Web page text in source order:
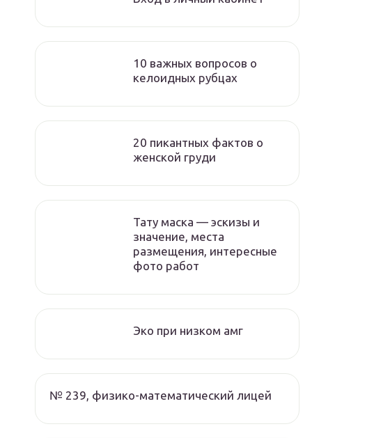
10 важных вопросов о
келоидных рубцах
20 пикантных фактов о
женской груди
Тату маска — эскизы и
значение, места
размещения, интересные
фото работ
Эко при низком амг
№ 239, физико-математический лицей